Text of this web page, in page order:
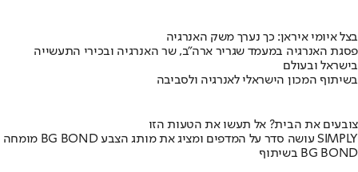
בצל איומי איראן: כך נערך משק האנרגיה
פסגת האנרגיה במעמד שגריר ארה"ב, שר האנרגיה ובכירי התעשייה
בישראל ובעולם
בשיתוף המכון הישראלי לאנרגיה ולסביבה
צובעים את הבית? אל תעשו את הטעות הזו
מומחה BG BOND עושה סדר על המדפים ומציג את מותג הצבע SIMPLY
בשיתוף BG BOND